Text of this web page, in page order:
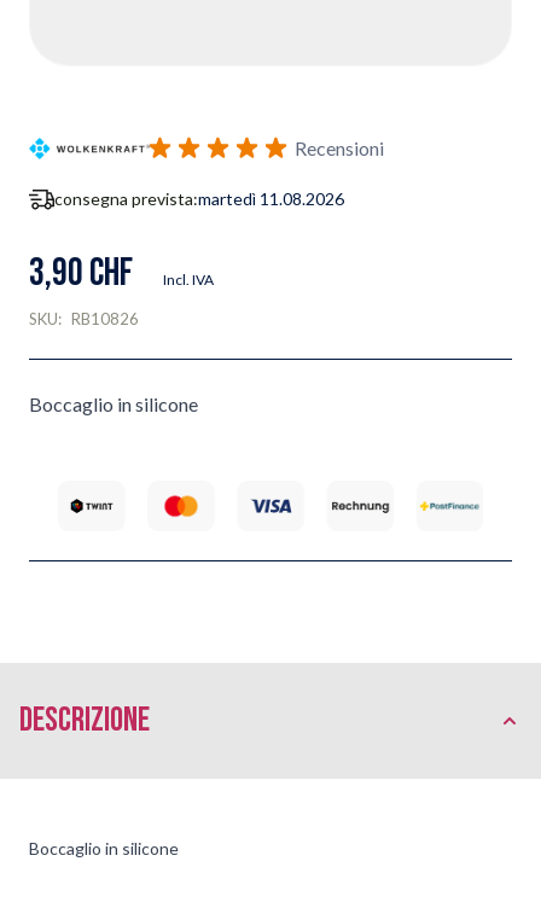
Recensioni
consegna prevista:martedì 11.08.2026
3,90 CHF Incl. IVA
SKU: RB10826
Boccaglio in silicone
Descrizione
Boccaglio in silicone